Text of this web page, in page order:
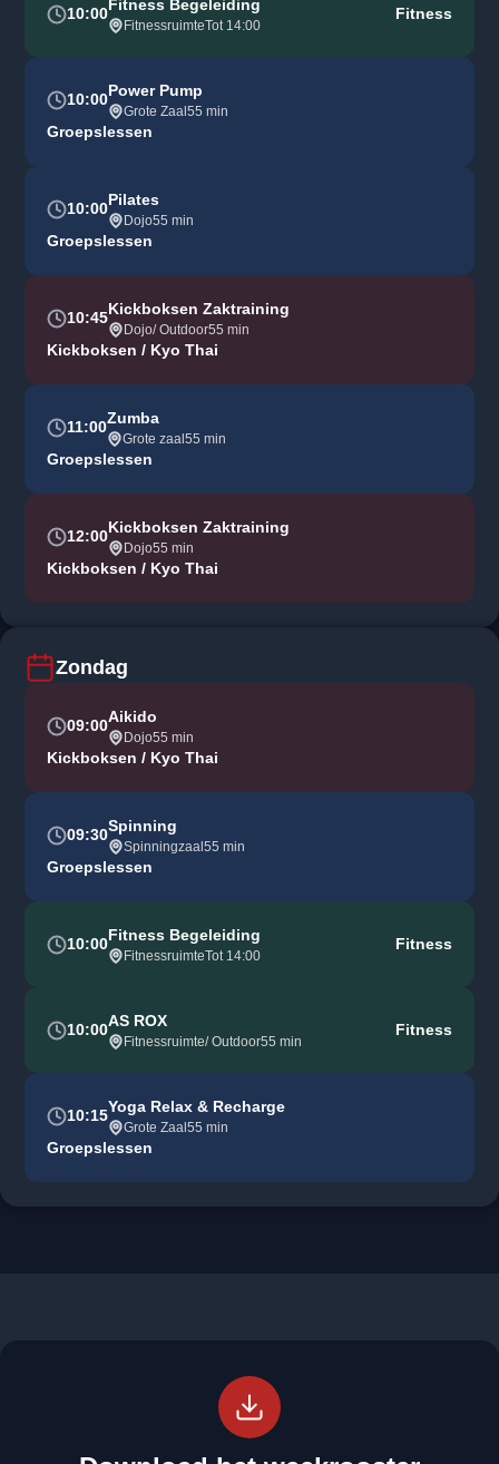
10:00Fitness Begeleiding
FitnessruimteTot 14:00
Fitness
10:00Power Pump
Grote Zaal 55 min
Groepslessen
10:00Pilates
Dojo55 min
Groepslessen
10:45Kickboksen Zaktraining
Dojo/ Outdoor55 min
Kickboksen / Kyo Thai
11:00Zumba
Grote zaal 55 min
Groepslessen
12:00Kickboksen Zaktraining
Dojo55 min
Kickboksen / Kyo Thai
Zondag
09:00Aikido
Dojo55 min
Kickboksen / Kyo Thai
09:30Spinning
Spinningzaal 55 min
Groepslessen
10:00Fitness Begeleiding
FitnessruimteTot 14:00
Fitness
10:00AS ROX
Fitnessruimte/ Outdoor55 min
Fitness
10:15Yoga Relax & Recharge
Grote Zaal 55 min
Groepslessen